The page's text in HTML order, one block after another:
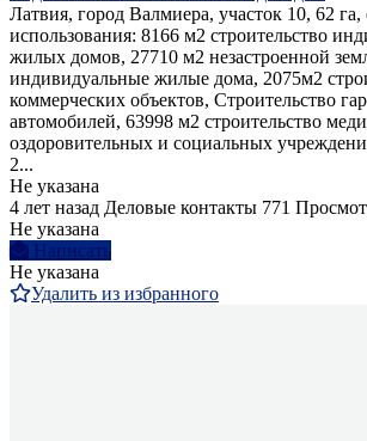
Латвия, город Валмиера, участок 10, 62
использования: 8166 м2 строительство
жилых домов, 27710 м2 незастроенной
индивидуальные жилые дома, 2075м2
коммерческих объектов, Строительство
автомобилей, 63998 м2 строительство
оздоровительных и социальных
2...
Не указана
4 лет назад Деловые контакты 771
Не указана
Написать
Не указана
Удалить из избранного